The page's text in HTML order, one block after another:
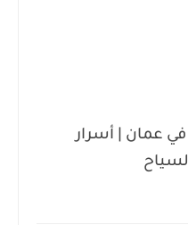
في عمان | أسرار